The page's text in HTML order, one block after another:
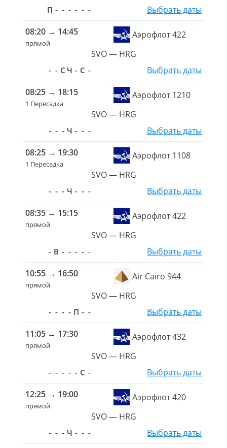
П - - - - - -
Выбрать даты
08:20 → 14:45
прямой
Аэрофлот 422
SVO — HRG
- - С Ч - С -
Выбрать даты
08:25 → 18:15
1 Пересадка
Аэрофлот 1210
SVO — HRG
- - - Ч - - -
Выбрать даты
08:25 → 19:30
1 Пересадка
Аэрофлот 1108
SVO — HRG
- - - Ч - - -
Выбрать даты
08:35 → 15:15
прямой
Аэрофлот 422
SVO — HRG
- В - - - - -
Выбрать даты
10:55 → 16:50
прямой
Air Cairo 944
SVO — HRG
- - - - П - -
Выбрать даты
11:05 → 17:30
прямой
Аэрофлот 432
SVO — HRG
- - - - - С -
Выбрать даты
12:25 → 19:00
прямой
Аэрофлот 420
SVO — HRG
- - - Ч - - - Выбрать даты